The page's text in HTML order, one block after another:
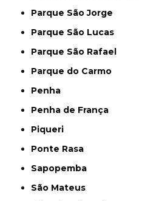
Parque São Jorge
Parque São Lucas
Parque São Rafael
Parque do Carmo
Penha
Penha de França
Piqueri
Ponte Rasa
Sapopemba
São Mateus